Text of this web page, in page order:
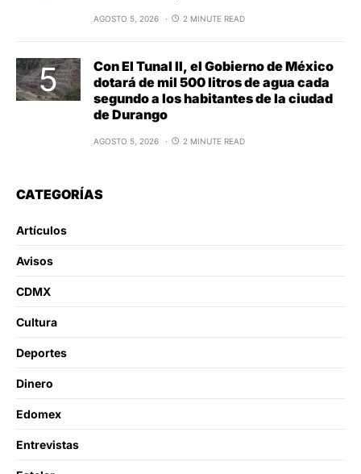
AGOSTO 5, 2026 2 MINUTE READ
Con El Tunal II, el Gobierno de México
dotará de mil 500 litros de agua cada
segundo a los habitantes de la ciudad
de Durango
AGOSTO 5, 2026 2 MINUTE READ
CATEGORÍAS
Artículos
Avisos
CDMX
Cultura
Deportes
Dinero
Edomex
Entrevistas